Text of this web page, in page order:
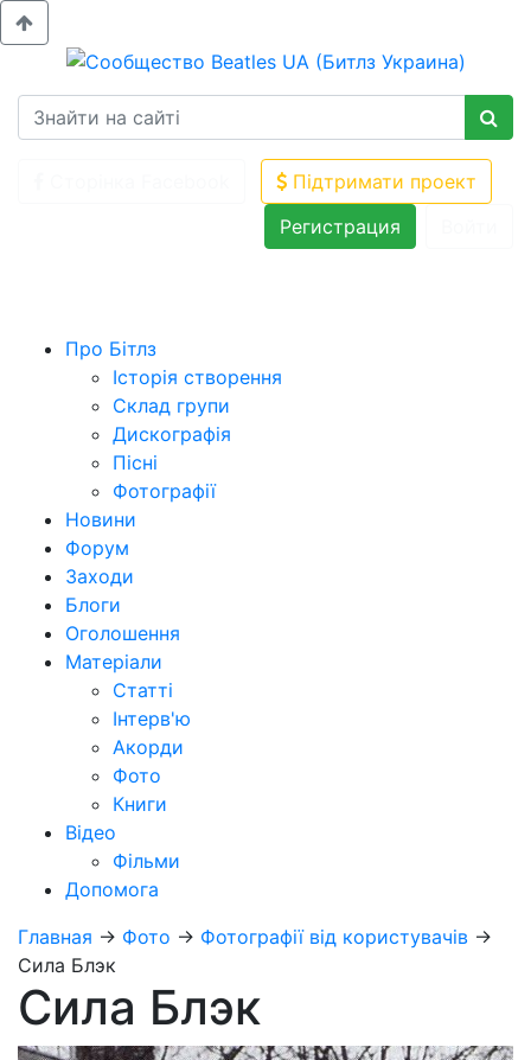
Підтримати проект
Регистрация
Про Бітлз
Історія створення
Склад групи
Дискографія
Пісні
Фотографії
Новини
Форум
Заходи
Блоги
Оголошення
Матеріали
Статті
Інтерв'ю
Акорди
Фото
Книги
Відео
Фільми
Допомога
Главная → Фото → Фотографії від користувачів →
Сила Блэк
Сила Блэк